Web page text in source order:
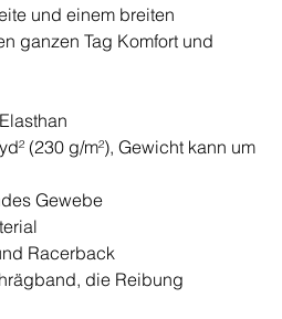
und einem breiten
ganzen Tag Komfort und
(230 g/m²), Gewicht kann um
Gewebe
Racerback
die Reibung